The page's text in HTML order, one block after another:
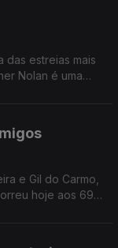
das estreias mais
Nolan é uma
e Gil do Carmo,
hoje aos 69